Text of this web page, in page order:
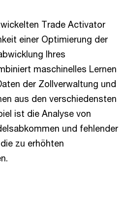
Trade Activator
einer Optimierung der
Ihres
maschinelles Lernen
der Zollverwaltung und
aus den verschiedensten
ist die Analyse von
und fehlender
zu erhöhten